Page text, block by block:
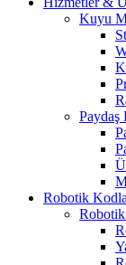
Kuyu
Paydaş
Robotik